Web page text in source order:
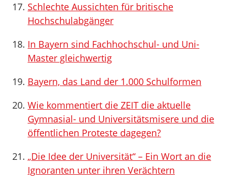
Schlechte Aussichten für britische
Hochschulabgänger
In Bayern sind Fachhochschul- und Uni-
Master gleichwertig
Bayern, das Land der 1.000 Schulformen
Wie kommentiert die ZEIT die aktuelle
Gymnasial- und Universitätsmisere und die
öffentlichen Proteste dagegen?
„Die Idee der Universität“ – Ein Wort an die
Ignoranten unter ihren Verächtern